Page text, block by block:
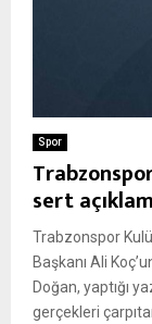
Spor
sert
Trabzonspor
Başkanı Ali
Doğan, yaptığı
gerçekleri